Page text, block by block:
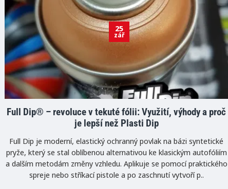
25
zář
Full Dip® – revoluce v tekuté fólii: Využití, výhody a proč
je lepší než Plasti Dip
Full Dip je moderní, elastický ochranný povlak na bázi syntetické
pryže, který se stal oblíbenou alternativou ke klasickým autofóliím
a dalším metodám změny vzhledu. Aplikuje se pomocí praktického
spreje nebo stříkací pistole a po zaschnutí vytvoří p..